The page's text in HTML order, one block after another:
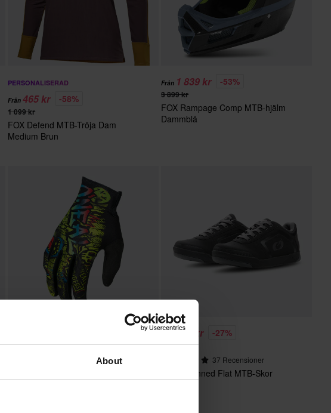
About
PERSONALISERAD
Från465 kr -58%
1 099 kr
FOX Defend MTB-Tröja Dam
Medium Brun
Från 1 839 kr -53%
3 899 kr
FOX Rampage Comp MTB-hjälm
Dammblå
229 kr
6 Recensioner
659 kr -27%
899 kr
37 Recensioner
O'Neal Pinned Flat MTB-Skor